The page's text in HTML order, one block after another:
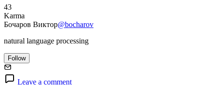
43
Karma
Бочаров Виктор@bocharov
natural language processing
Follow
Leave a comment